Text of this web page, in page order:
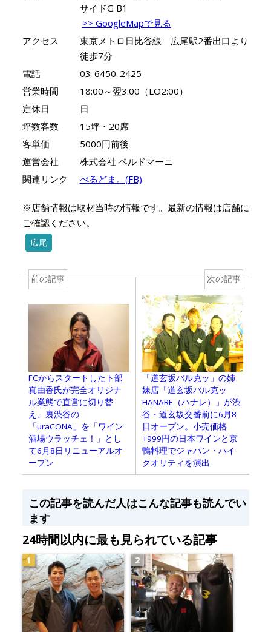
サイドG B1
>> GoogleMapで見る
アクセス
東京メトロ日比谷線 広尾駅2番出口より
徒歩7分
電話
03-6450-2425
営業時間
18:00～翌3:00（LO2:00）
定休日
日
坪数客数
15坪・20席
客単価
5000円前後
運営会社
株式会社 ペルドマーニ
関連リンク
ぺるどま。(FB)
※店舗情報は取材当時の情報です。最新の情報は店舗に
ご確認ください。
広尾
前の記事
FCからスタートしたト部
真由香氏が完全オリジナ
ル業態で直営に切り替
え、裏渋谷の
「uraCONA」を「ワイン
酒場ウラッチェ！」とし
て6月8日リニューアルオ
ープン
次の記事
「道玄坂バル克ッ」の姉
妹店「道玄坂バル克ッ
HANARE（ハナレ）」が渋
谷・道玄坂交番前に6月8
日オープン。小売価格
+999円の日本ワインと京
鴨料理でジャパン・ハイ
クオリティを演出
この記事を読んだ人はこんな記事も読んでい
ます
24時間以内に最も見られている記事